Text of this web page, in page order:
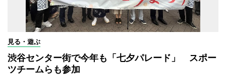
見る・遊ぶ
渋谷センター街で今年も「七夕パレード」 スポー
ツチームらも参加